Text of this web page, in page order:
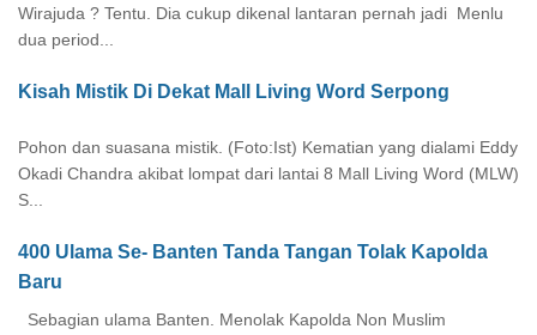
Wirajuda ? Tentu. Dia cukup dikenal lantaran pernah jadi Menlu
dua period...
Kisah Mistik Di Dekat Mall Living Word Serpong
Pohon dan suasana mistik. (Foto:Ist) Kematian yang dialami Eddy
Okadi Chandra akibat lompat dari lantai 8 Mall Living Word (MLW)
S...
400 Ulama Se- Banten Tanda Tangan Tolak Kapolda
Baru
Sebagian ulama Banten. Menolak Kapolda Non Muslim